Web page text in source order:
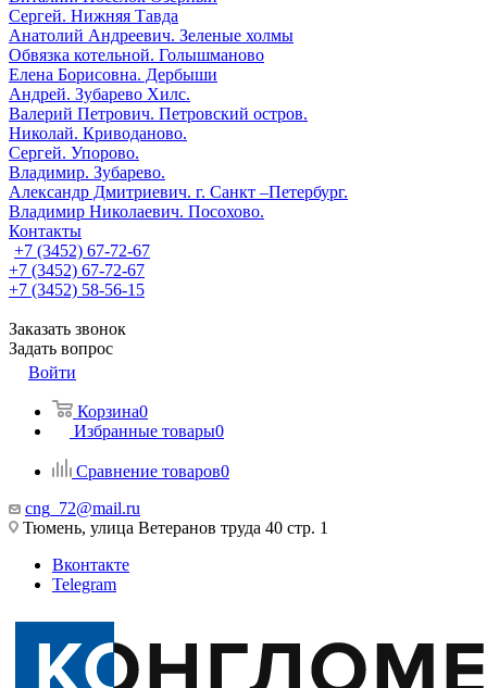
Сергей. Нижняя Тавда
Анатолий Андреевич. Зеленые холмы
Обвязка котельной. Голышманово
Елена Борисовна. Дербыши
Андрей. Зубарево Хилс.
Валерий Петрович. Петровский остров.
Николай. Криводаново.
Сергей. Упорово.
Владимир. Зубарево.
Александр Дмитриевич. г. Санкт –Петербург.
Владимир Николаевич. Посохово.
Контакты
+7 (3452) 67-72-67
+7 (3452) 67-72-67
+7 (3452) 58-56-15
Заказать звонок
Задать вопрос
Войти
Корзина0
Избранные товары0
Сравнение товаров0
cng_72@mail.ru
Тюмень, улица Ветеранов труда 40 стр. 1
Вконтакте
Telegram